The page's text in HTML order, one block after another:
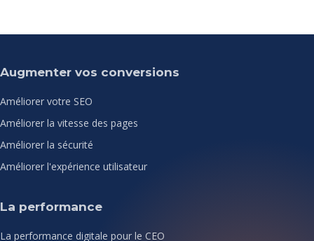
Augmenter vos conversions
Améliorer votre SEO
Améliorer la vitesse des pages
Améliorer la sécurité
Améliorer l'expérience utilisateur
La performance
La performance digitale pour le CEO